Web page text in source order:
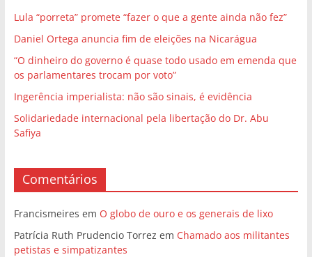
Lula “porreta” promete “fazer o que a gente ainda não fez”
Daniel Ortega anuncia fim de eleições na Nicarágua
“O dinheiro do governo é quase todo usado em emenda que
os parlamentares trocam por voto”
Ingerência imperialista: não são sinais, é evidência
Solidariedade internacional pela libertação do Dr. Abu
Safiya
Comentários
Francismeires em O globo de ouro e os generais de lixo
Patrícia Ruth Prudencio Torrez em Chamado aos militantes
petistas e simpatizantes